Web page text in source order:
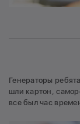
Генераторы
шли картон,
все был час